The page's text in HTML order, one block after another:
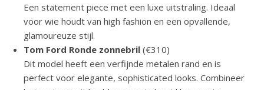
Een statement piece met een luxe uitstraling. Ideaal
voor wie houdt van high fashion en een opvallende,
glamoureuze stijl.
Tom Ford Ronde zonnebril (€310)
Dit model heeft een verfijnde metalen rand en is
perfect voor elegante, sophisticated looks. Combineer